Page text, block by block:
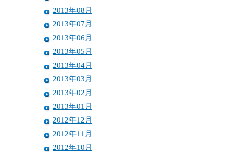
2013年08月
2013年07月
2013年06月
2013年05月
2013年04月
2013年03月
2013年02月
2013年01月
2012年12月
2012年11月
2012年10月